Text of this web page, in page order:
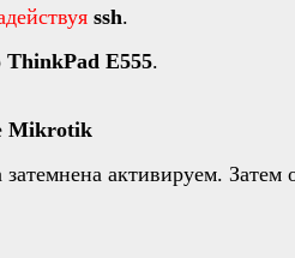
ssh.
ThinkPad E555.
Mikrotik
затемнена активируем. Затем